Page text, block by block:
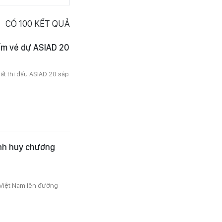
CÓ 100 KẾT QUẢ
vé dự ASIAD 20
thi đấu ASIAD 20 sắp
huy chương
Nam lên đường